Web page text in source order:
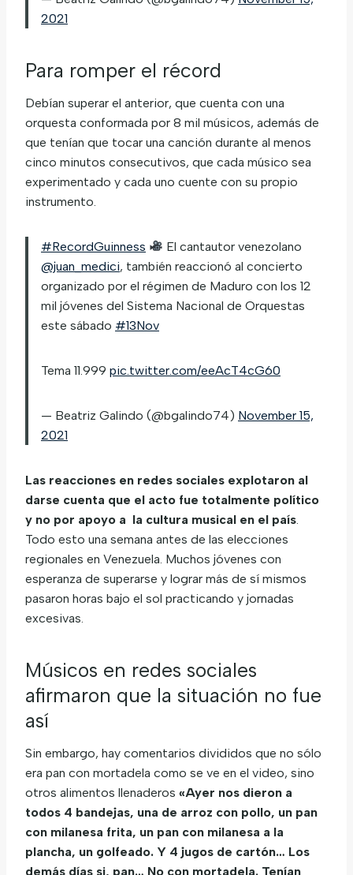
2021
Para romper el récord
Debían superar el anterior, que cuenta con una
orquesta conformada por 8 mil músicos, además de
que tenían que tocar una canción durante al menos
cinco minutos consecutivos, que cada músico sea
experimentado y cada uno cuente con su propio
instrumento.
#RecordGuinness
El cantautor venezolano
@juan_medici, también reaccionó al concierto
organizado por el régimen de Maduro con los 12
mil jóvenes del Sistema Nacional de Orquestas
este sábado #13Nov
Tema 11.999 pic.twitter.com/eeAcT4cG60
— Beatriz Galindo (@bgalindo74) November 15,
2021
Las reacciones en redes sociales explotaron al
darse cuenta que el acto fue totalmente político
y no por apoyo a la cultura musical en el país
Todo esto una semana antes de las elecciones
regionales en Venezuela. Muchos jóvenes con
esperanza de superarse y lograr más de sí mismos
pasaron horas bajo el sol practicando y jornadas
excesivas.
Músicos en redes sociales
afirmaron que la situación no fue
así
Sin embargo, hay comentarios divididos que no sólo
era pan con mortadela como se ve en el video, sino
otros alimentos llenaderos «Ayer nos dieron a
todos 4 bandejas, una de arroz con pollo, un pan
con milanesa frita, un pan con milanesa a la
plancha, un golfeado. Y 4 jugos de cartón… Los
demás días si, pan… No con mortadela. Tenían